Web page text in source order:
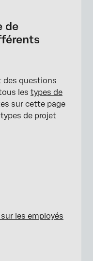
de
des questions
les types de
sur cette page
de projet
les employés